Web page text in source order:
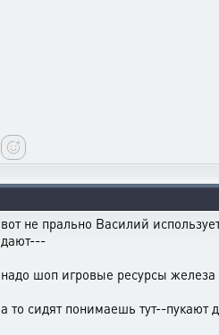
вот не прально Василий
дают---
надо шоп игровые ресурсы
а то сидят понимаешь тут--